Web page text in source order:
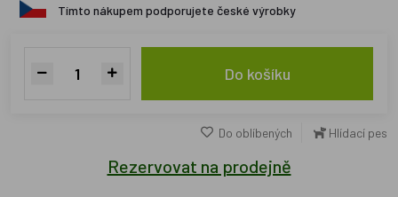
Tímto nákupem podporujete české výrobky
Do košíku
Do oblíbených Hlídací pes
Rezervovat na prodejně